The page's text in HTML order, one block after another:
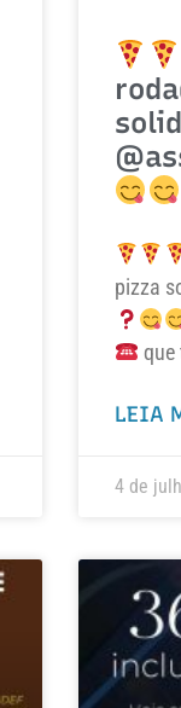
pizza
que
LEIA
4 de